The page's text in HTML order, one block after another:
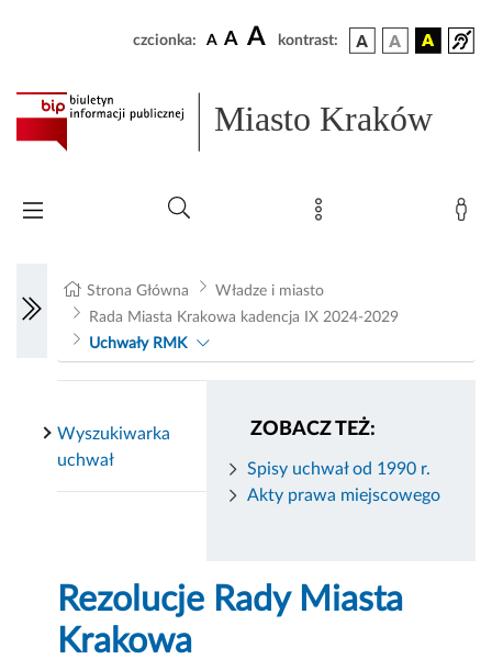
czcionka: A A A kontrast:
Miasto Kraków
Strona Główna
Władze i miasto
Rada Miasta Krakowa kadencja IX 2024-2029
Uchwały RMK
ZOBACZ TEŻ:
Spisy uchwał od 1990 r.
Akty prawa miejscowego
Wyszukiwarka
uchwał
Rezolucje Rady Miasta
Krakowa